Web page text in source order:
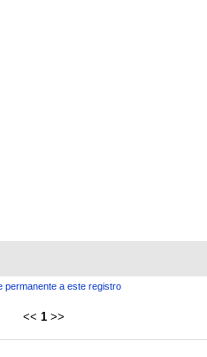
permanente a este registro
<< 1 >>